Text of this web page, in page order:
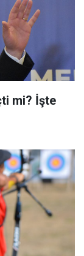
mi? İşte